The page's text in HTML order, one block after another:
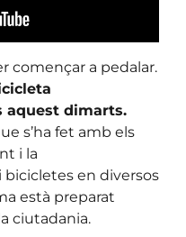
començar a pedalar.
aquest dimarts.
s’ha fet amb els
i la
bicicletes en diversos
està preparat
ciutadania.